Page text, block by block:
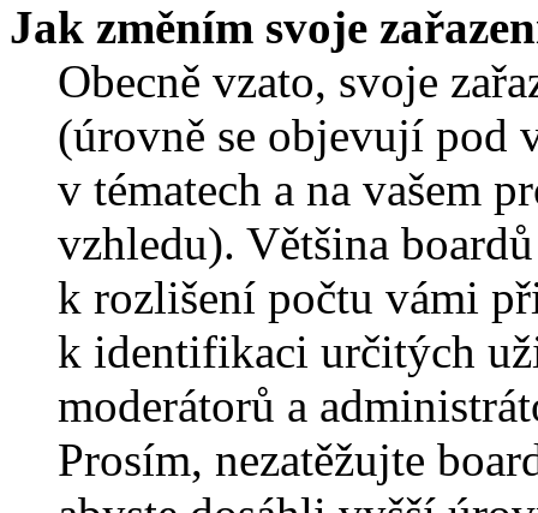
Jak změním svoje
Obecně vzato, svoje
(úrovně se objevují pod
v tématech a na vašem
vzhledu). Většina
k rozlišení počtu vámi
k identifikaci určitých
moderátorů a
Prosím, nezatěžujte